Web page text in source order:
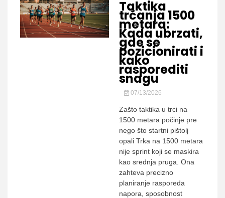
Taktika
trčanja 1500
metara:
Kada ubrzati,
gde se
pozicionirati i
kako
rasporediti
snagu
07/13/2026
Zašto taktika u trci na
1500 metara počinje pre
nego što startni pištolj
opali Trka na 1500 metara
nije sprint koji se maskira
kao srednja pruga. Ona
zahteva precizno
planiranje rasporeda
napora, sposobnost